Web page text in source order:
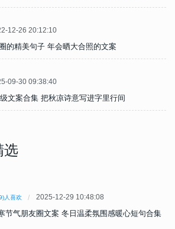
12-26 20:12:10
的精美句子 年会晒大合照的文案
09-30 09:38:40
文案合集 把秋凉诗意写进字里行间
选
人喜欢 2025-12-29 10:48:08
节气朋友圈文案 冬日温柔氛围感暖心短句合集